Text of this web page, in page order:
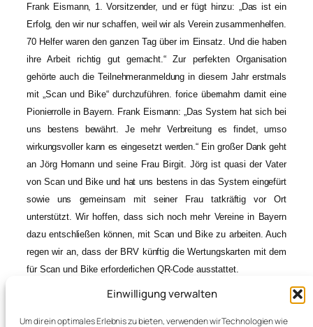
Einwilligung verwalten
Um dir ein optimales Erlebnis zu bieten, verwenden wir Technologien wie
Frank Eismann, 1. Vorsitzender, und er fügt hinzu: „Das ist ein
Erfolg, den wir nur schaffen, weil wir als Verein zusammenhelfen.
70 Helfer waren den ganzen Tag über im Einsatz. Und die haben
ihre Arbeit richtig gut gemacht.“ Zur perfekten Organisation
gehörte auch die Teilnehmeranmeldung in diesem Jahr erstmals
mit „Scan und Bike“ durchzuführen. forice übernahm damit eine
Pionierrolle in Bayern. Frank Eismann: „Das System hat sich bei
uns bestens bewährt. Je mehr Verbreitung es findet, umso
wirkungsvoller kann es eingesetzt werden.“ Ein großer Dank geht
an Jörg Homann und seine Frau Birgit. Jörg ist quasi der Vater
von Scan und Bike und hat uns bestens in das System eingefürt
sowie uns gemeinsam mit seiner Frau tatkräftig vor Ort
unterstützt. Wir hoffen, dass sich noch mehr Vereine in Bayern
dazu entschließen können, mit Scan und Bike zu arbeiten. Auch
regen wir an, dass der BRV künftig die Wertungskarten mit dem
für Scan und Bike erforderlichen QR-Code ausstattet.